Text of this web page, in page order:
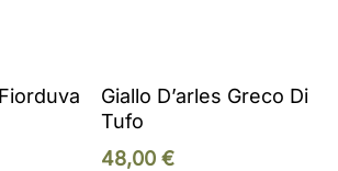
Add To Cart
Giallo D’arles Greco Di
Tufo
48,00 €